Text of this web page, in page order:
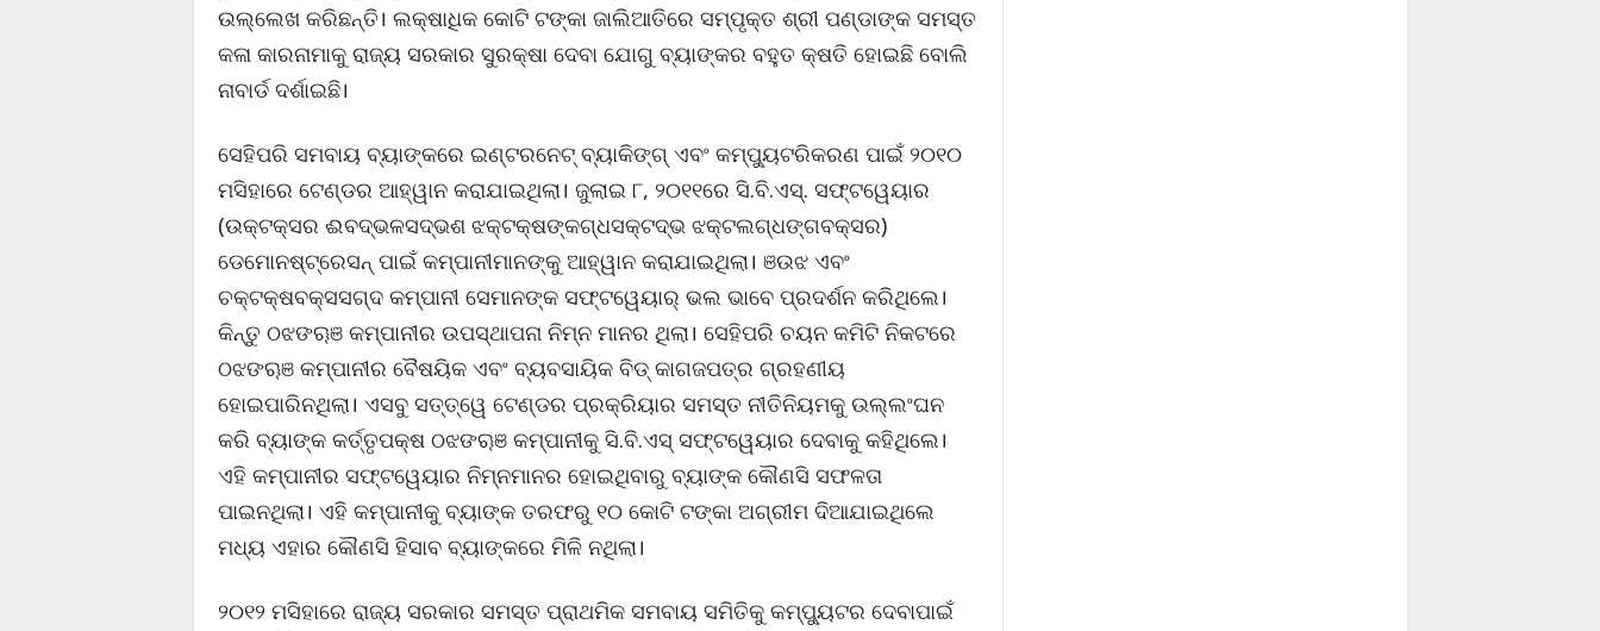
ଉଲ୍ଲେଖ କରିଛନ୍ତି। ଲକ୍ଷାଧିକ କୋଟି ଟଙ୍କା ଜାଲିଆତିରେ ସମ୍ପୃକ୍ତ ଶ୍ରୀ ପଣ୍ଡାଙ୍କ ସମସ୍ତ
କଳା କାରନାମାକୁ ରାଜ୍ୟ ସରକାର ସୁରକ୍ଷା ଦେବା ଯୋଗୁ ବ୍ୟାଙ୍କର ବହୁତ କ୍ଷତି ହୋଇଛି ବୋଲି
ନାବାର୍ଡ ଦର୍ଶାଇଛି।
ସେହିପରି ସମବାୟ ବ୍ୟାଙ୍କରେ ଇଣ୍ଟରନେଟ୍ ବ୍ୟାକିଙ୍ଗ୍ ଏବଂ କମ୍ପୁ୍ୟଟରିକରଣ ପାଇଁ ୨୦୧୦
ମସିହାରେ ଟେଣ୍ଡର ଆହ୍ୱାନ କରାଯାଇଥିଲା। ଜୁଲାଇ ୮, ୨୦୧୧ରେ ସି.ବି.ଏସ୍. ସଫ୍ଟୱେୟାର
(ଉକ୍ଟକ୍ସର ଈବଦ୍ଭଳସଦ୍ଭଶ ଝକ୍ଟକ୍ଷଙ୍କଗ୍ଧସକ୍ଟଦ୍ଭ ଝକ୍ଟଲଗ୍ଧଙ୍ଗବକ୍ସର)
ଡେମୋନଷ୍ଟ୍ରେସନ୍ ପାଇଁ କମ୍ପାନୀମାନଙ୍କୁ ଆହ୍ୱାନ କରାଯାଇଥିଲା। ଞଉଝ ଏବଂ
ଚକ୍ଟକ୍ଷବକ୍ସସଗ୍ଦ କମ୍ପାନୀ ସେମାନଙ୍କ ସଫ୍ଟୱେୟାର୍ ଭଲ ଭାବେ ପ୍ରଦର୍ଶନ କରିଥିଲେ।
କିନ୍ତୁ ଠଝଙୠଞ କମ୍ପାନୀର ଉପସ୍ଥାପନା ନିମ୍ନ ମାନର ଥିଲା। ସେହିପରି ଚୟନ କମିଟି ନିକଟରେ
ଠଝଙୠଞ କମ୍ପାନୀର ବୈଷୟିକ ଏବଂ ବ୍ୟବସାୟିକ ବିଡ୍ କାଗଜପତ୍ର ଗ୍ରହଣୀୟ
ହୋଇପାରିନଥିଲା। ଏସବୁ ସତ୍ତ୍ୱେ ଟେଣ୍ଡର ପ୍ରକ୍ରିୟାର ସମସ୍ତ ନୀତିନିୟମକୁ ଉଲ୍ଲଂଘନ
କରି ବ୍ୟାଙ୍କ କର୍ତ୍ତୃପକ୍ଷ ଠଝଙୠଞ କମ୍ପାନୀକୁ ସି.ବି.ଏସ୍ ସଫ୍ଟୱେୟାର ଦେବାକୁ କହିଥିଲେ।
ଏହି କମ୍ପାନୀର ସଫ୍ଟୱେୟାର ନିମ୍ନମାନର ହୋଇଥିବାରୁ ବ୍ୟାଙ୍କ କୌଣସି ସଫଳତା
ପାଇନଥିଲା। ଏହି କମ୍ପାନୀକୁ ବ୍ୟାଙ୍କ ତରଫରୁ ୧୦ କୋଟି ଟଙ୍କା ଅଗ୍ରୀମ ଦିଆଯାଇଥିଲେ
ମଧ୍ୟ ଏହାର କୌଣସି ହିସାବ ବ୍ୟାଙ୍କରେ ମିଳି ନଥିଲା।
୨୦୧୨ ମସିହାରେ ରାଜ୍ୟ ସରକାର ସମସ୍ତ ପ୍ରାଥମିକ ସମବାୟ ସମିତିକୁ କମ୍ପୁ୍ୟଟର ଦେବାପାଇଁ